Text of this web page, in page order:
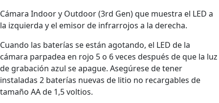
Cámara Indoor y Outdoor (3rd Gen) que muestra el LED a
la izquierda y el emisor de infrarrojos a la derecha.
Cuando las baterías se están agotando, el LED de la
cámara parpadea en rojo 5 o 6 veces después de que la luz
de grabación azul se apague. Asegúrese de tener
instaladas 2 baterías nuevas de litio no recargables de
tamaño AA de 1,5 voltios.